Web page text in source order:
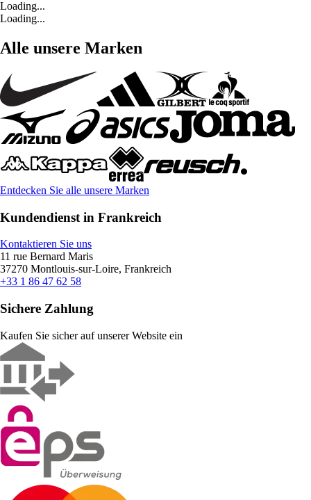
Loading...
Loading...
Alle unsere Marken
Entdecken Sie alle unsere Marken
Kundendienst in Frankreich
Kontaktieren Sie uns
11 rue Bernard Maris
37270 Montlouis-sur-Loire, Frankreich
+33 1 86 47 62 58
Sichere Zahlung
Kaufen Sie sicher auf unserer Website ein